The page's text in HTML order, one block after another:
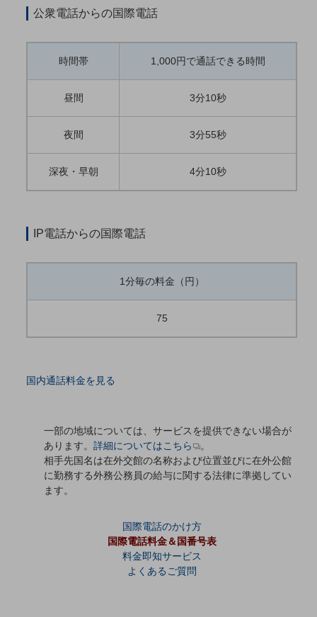
モビリティ
製造・建設業
モバイルTOP
おすすめの機種、料金やサービスをご紹介
ビジネス向けスマートフォン
5G対応ホームルーター
IOT完了済みメーカーブランド製品
ドコモBiz データ無制限 ドコモ MAX ドコモ mini ドコモBiz かけ放題
ケータイプラン
5Gデータプラス
公衆電話からの国際電話
時間帯 1,000円で通話できる時間
昼間 3分10秒
夜間 3分55秒
深夜・早朝 4分10秒
IP電話からの国際電話
1分毎の料金（円）
75
国内通話料金を見る
一部の地域については、サービスを提供できない場合が
あります。詳細についてはこちら
。
相手先国名は在外交館の名称および位置並びに在外公館
に勤務する外務公務員の給与に関する法律に準拠してい
ます。
国際電話のかけ方
国際電話料金＆国番号表
料金即知サービス
よくあるご質問